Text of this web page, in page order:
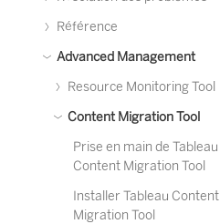
Référence
Advanced Management
Resource Monitoring Tool
Content Migration Tool
Prise en main de Tableau
Content Migration Tool
Installer Tableau Content
Migration Tool